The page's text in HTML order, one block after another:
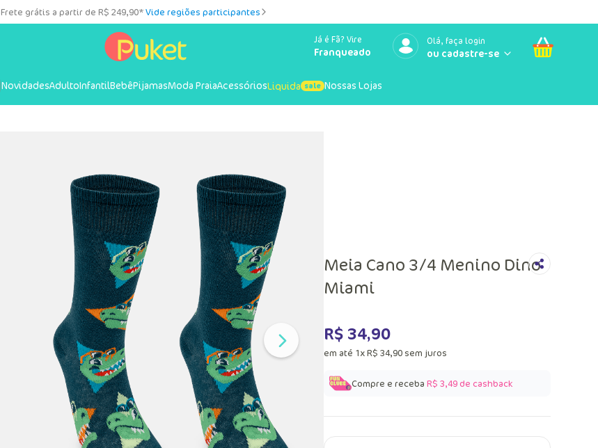
Frete grátis a partir de R$ 249,90*Vide regiões participantes
Já é Fã? Vire
Franqueado
Olá, faça login
NovidadesAdultoInfantilBebêPijamasModa PraiaAcessóriosLiquida Nossas Lojas
Meia Cano 3/4 Menino Dino
Miami
R$ 34,90
em até 1xR$ 34,90 sem juros
Compre e receba R$ 3,49de cashback